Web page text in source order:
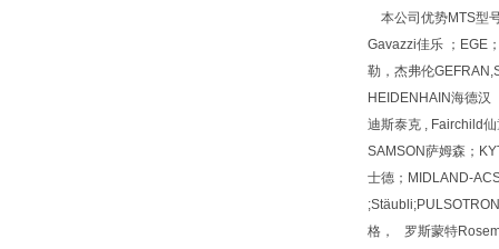
本公司优势MTS型
Gavazzi佳乐 ；EGE
勒，杰弗伦
HEIDENHAIN海德汉
迪斯泰克 , Fairchild
SAMSON萨姆森；
士德；MIDLAND-
格， 罗斯蒙特